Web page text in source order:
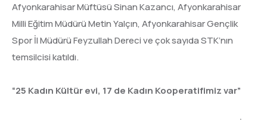
Afyonkarahisar Müftüsü Sinan Kazancı, Afyonkarahisar
Milli Eğitim Müdürü Metin Yalçın, Afyonkarahisar Gençlik
Spor İl Müdürü Feyzullah Dereci ve çok sayıda STK’nın
temsilcisi katıldı.
“25 Kadın Kültür evi, 17 de Kadın Kooperatifimiz var”